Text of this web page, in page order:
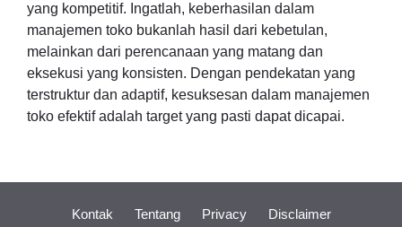
yang kompetitif. Ingatlah, keberhasilan dalam
manajemen toko bukanlah hasil dari kebetulan,
melainkan dari perencanaan yang matang dan
eksekusi yang konsisten. Dengan pendekatan yang
terstruktur dan adaptif, kesuksesan dalam manajemen
toko efektif adalah target yang pasti dapat dicapai.
Kontak Tentang Privacy Disclaimer